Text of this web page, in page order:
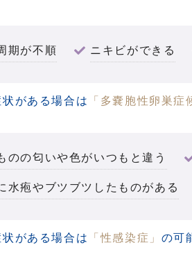
期が不順 ニキビができる
がある場合は 「多嚢胞性卵巣症
のの匂いや色がいつもと違う
水疱やブツブツしたものがある
がある場合は 「性感染症」 の可